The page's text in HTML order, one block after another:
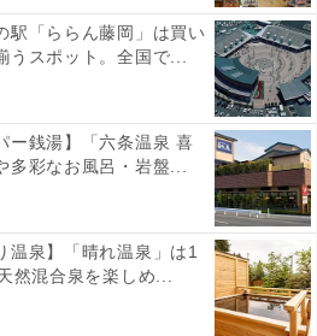
駅「ららん藤岡」は買い
うスポット。全国で...
ー銭湯】「六条温泉 喜
多彩なお風呂・岩盤...
温泉】「晴れ温泉」は1
然混合泉を楽しめ...